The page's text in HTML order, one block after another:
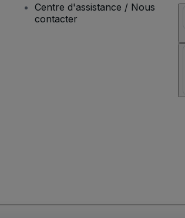
Centre d'assistance / Nous
contacter